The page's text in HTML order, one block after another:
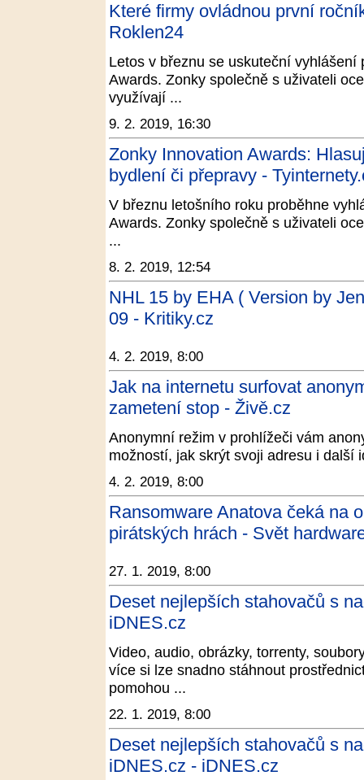
Které firmy ovládnou první
Roklen24
Letos v březnu se uskuteční
Awards. Zonky společně s uživateli
využívají ...
9. 2. 2019, 16:30
Zonky Innovation Awards:
bydlení či přepravy -
V březnu letošního roku proběhne
Awards. Zonky společně s uživateli
...
8. 2. 2019, 12:54
NHL 15 by EHA ( Version by
09 - Kritiky.cz
4. 2. 2019, 8:00
Jak na internetu surfovat
zametení stop - Živě.cz
Anonymní režim v prohlížeči vám
možností, jak skrýt svoji adresu i další
4. 2. 2019, 8:00
Ransomware Anatova čeká na
pirátských hrách - Svět
27. 1. 2019, 8:00
Deset nejlepších stahovačů s
iDNES.cz
Video, audio, obrázky, torrenty,
více si lze snadno stáhnout
pomohou ...
22. 1. 2019, 8:00
Deset nejlepších stahovačů s
iDNES.cz - iDNES.cz